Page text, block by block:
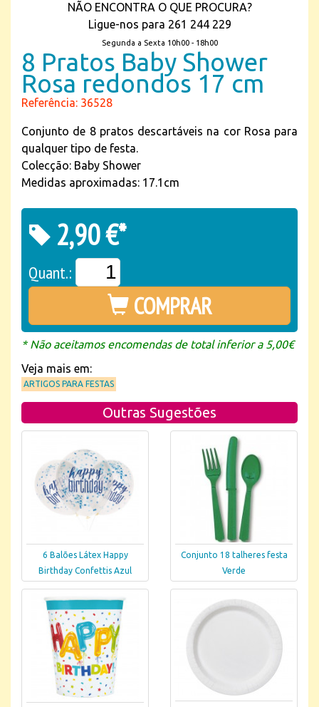
NÃO ENCONTRA O QUE PROCURA?
Ligue-nos para 261 244 229
Segunda a Sexta 10h00 - 18h00
8 Pratos Baby Shower
Rosa redondos 17 cm
Referência: 36528
Conjunto de 8 pratos descartáveis na cor Rosa para
qualquer tipo de festa.
Colecção: Baby Shower
Medidas aproximadas: 17.1cm
2,90 €*
Quant.:
COMPRAR
* Não aceitamos encomendas de total inferior a 5,00€
Veja mais em:
ARTIGOS PARA FESTAS
Outras Sugestões
6 Balões Látex Happy
Birthday Confettis Azul
Conjunto 18 talheres festa
Verde